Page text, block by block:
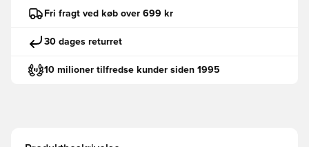
Fri fragt ved køb over 699 kr
30 dages returret
10 milioner tilfredse kunder siden 1995